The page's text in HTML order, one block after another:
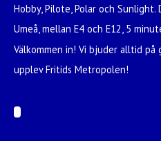
Hobby, Pilote, Polar och
Umeå, mellan E4 och E12, 5
Välkommen in! Vi bjuder alltid
upplev Fritids Metropolen!